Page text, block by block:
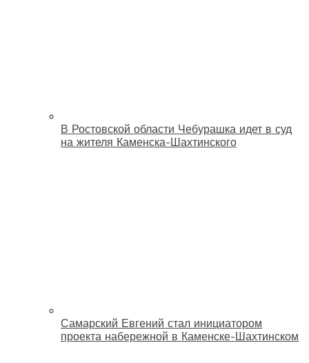
В Ростовской области Чебурашка идет в суд
на жителя Каменска-Шахтинского
Самарский Евгений стал инициатором
проекта набережной в Каменске-Шахтинском